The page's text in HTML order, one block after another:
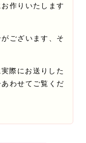
作りいたします
ございます、そ
実際にお送りした
わせてご覧くだ